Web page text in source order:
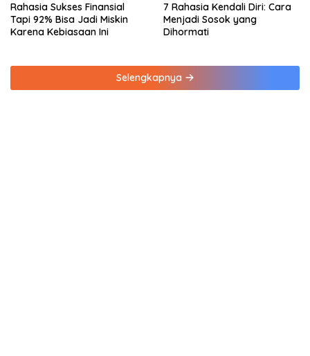
Rahasia Sukses Finansial
Tapi 92% Bisa Jadi Miskin
Karena Kebiasaan Ini
7 Rahasia Kendali Diri: Cara
Menjadi Sosok yang
Dihormati
Selengkapnya